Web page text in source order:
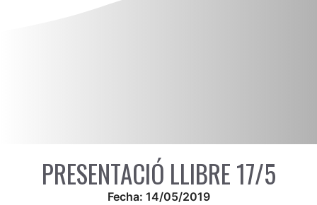
PRESENTACIÓ LLIBRE 17/5
Fecha: 14/05/2019